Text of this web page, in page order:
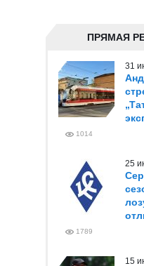
ПРЯМАЯ
31
1014
25
1789
15